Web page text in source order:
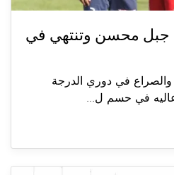
جبل محسن وتنتهي في
والصراع في دوري الدرجة
عاليه في حسم ل...